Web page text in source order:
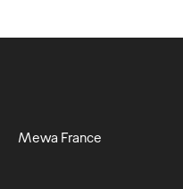
Mewa France